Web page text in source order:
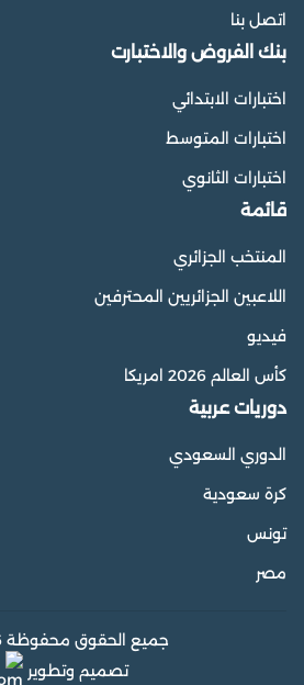
اتصل بنا
بنك الفروض والاختبارت
اختبارات الابتدائي
اختبارات المتوسط
اختبارات الثانوي
قائمة
المنتخب الجزائري
اللاعبين الجزائريين المحترفين
فيديو
كأس العالم 2026 امريكا
دوريات عربية
الدوري السعودي
كرة سعودية
تونس
مصر
جميع الحقوق محفوظة 2026 ©
تصميم وتطوير